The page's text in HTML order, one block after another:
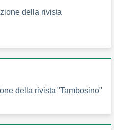
della rivista
della rivista "Tambosino"